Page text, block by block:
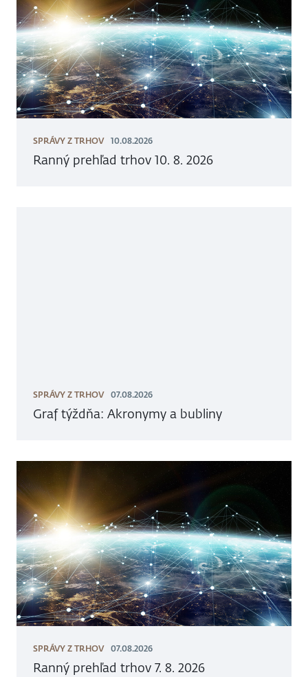
SPRÁVY Z TRHOV 10.08.2026
Ranný prehľad trhov 10. 8. 2026
SPRÁVY Z TRHOV 07.08.2026
Graf týždňa: Akronymy a bubliny
SPRÁVY Z TRHOV 07.08.2026
Ranný prehľad trhov 7. 8. 2026